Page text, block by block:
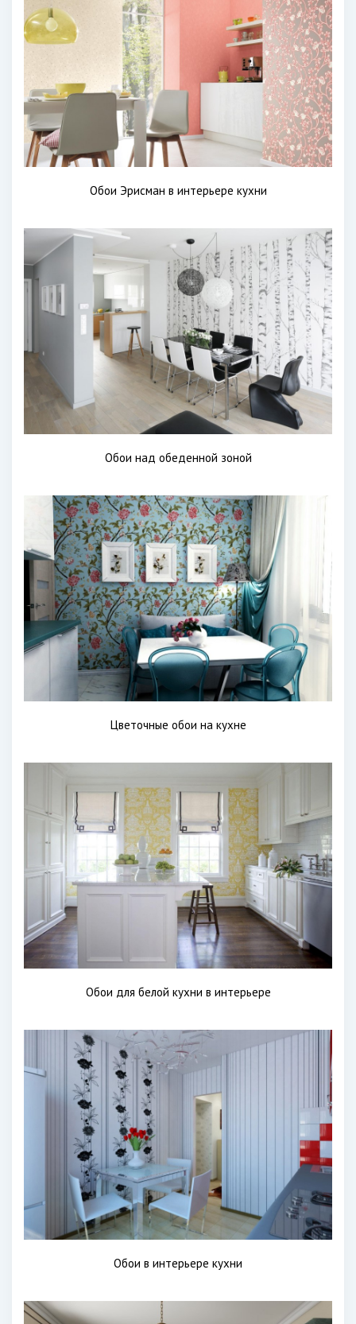
Обои Эрисман в интерьере кухни
Обои над обеденной зоной
Цветочные обои на кухне
Обои для белой кухни в интерьере
Обои в интерьере кухни